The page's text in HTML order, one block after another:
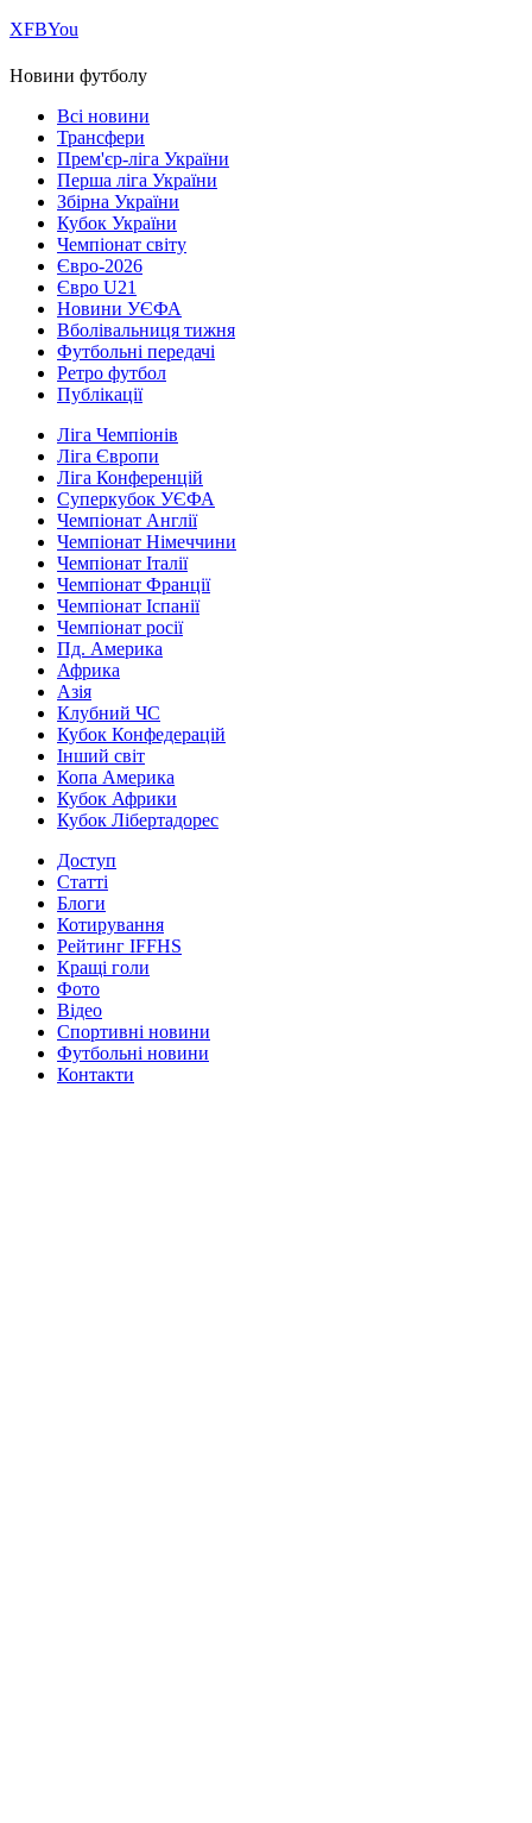
ХFBYou
Новини футболу
Всі новини
Трансфери
Прем'єр-ліга України
Перша ліга України
Збірна України
Кубок України
Чемпіонат світу
Євро-2026
Євро U21
Новини УЄФА
Вболівальниця тижня
Футбольні передачі
Ретро футбол
Публікації
Ліга Чемпіонів
Ліга Європи
Ліга Конференцій
Суперкубок УЄФА
Чемпіонат Англії
Чемпіонат Німеччини
Чемпіонат Італії
Чемпіонат Франції
Чемпіонат Іспанії
Чемпіонат росії
Пд. Америка
Африка
Азія
Клубний ЧС
Кубок Конфедерацій
Інший світ
Копа Америка
Кубок Африки
Кубок Лібертадорес
Доступ
Статті
Блоги
Котирування
Рейтинг IFFHS
Кращі голи
Фото
Відео
Спортивні новини
Футбольні новини
Контакти